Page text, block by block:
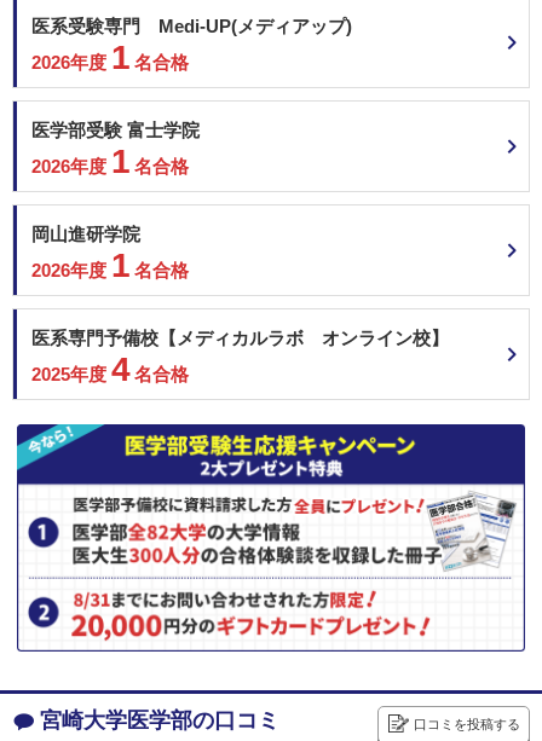
東北医科薬科大学 一般
2月8日
金沢大学 総合型選抜Ⅱ（地元育成枠）
金沢大学 学校推薦型選抜Ⅱ(特別枠）
金沢大学 学校推薦型選抜Ⅱ
名古屋市立大学 学校推薦（中部圏活躍型）
名古屋市立大学 学校推薦（名古屋市立高大接続型）
三重大学 学校推薦型選抜
大阪大学 推薦（学校型推薦選抜）
大阪公立大学 総合型選抜
大阪公立大学 学校推薦型選抜
神戸大学 総合型選抜
神戸大学 推薦（学校型推薦選抜）
徳島大学 学校型推薦選抜Ⅱ
埼玉医科大学 一般前期
近畿大学 地域枠入試【一般前期型】（大阪府）
近畿大学 地域枠入試【一般前期型】（和歌山県）
近畿大学 一般（前期）
兵庫医科大学 一般選抜A（4科目型）
産業医科大学 B方式
大分大学 総合型
６教科８科目 【外国語】英（ﾘｽﾆﾝｸﾞを含む） 【数】IＡ・IiＢＣ 【理】物・
化・生から2 【国】 【情】情報Ⅰ 【地歴・公民】地地、歴日、歴世、地歴
公、公倫、公政から1
2次試験：
【外国語】英語コミュニケーションⅠⅡⅢ・論理・表現ⅠⅡⅢ 【面接】 ※面接
は、合否判定の重要な資料とします。面接の評価が合格に達していない者は
不合格とします。
＜配点比率＞
大学共通テスト(1000) 87.0%
2次試験(150)
大学共通テスト
総合点数 1000点 合格者得点率 非公開
数学 理科 英語
200 200
国語 地・公 面接
200 100
その他（小論文など）
医系受験専門 Medi-UP(メディアップ)
2026年度 1 名合格
医学部受験 富士学院
2026年度 1 名合格
岡山進研学院
2026年度 1 名合格
医系専門予備校【メディカルラボ オンライン校】
2025年度 4名合格
宮崎大学医学部の口コミ 口コミを投稿する